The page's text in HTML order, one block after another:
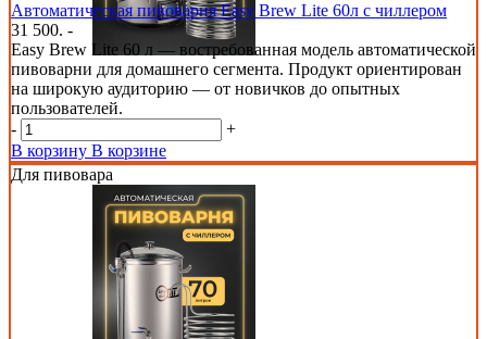
Автоматическая пивоварня Easy Brew Lite 60л с чиллером
31 500. -
Easy Brew Lite 60 л — востребованная модель автоматической
пивоварни для домашнего сегмента. Продукт ориентирован
на широкую аудиторию — от новичков до опытных
пользователей.
-
+
В корзину В корзине
Для пивовара